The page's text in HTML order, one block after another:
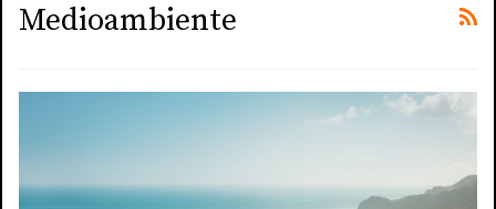
Medioambiente